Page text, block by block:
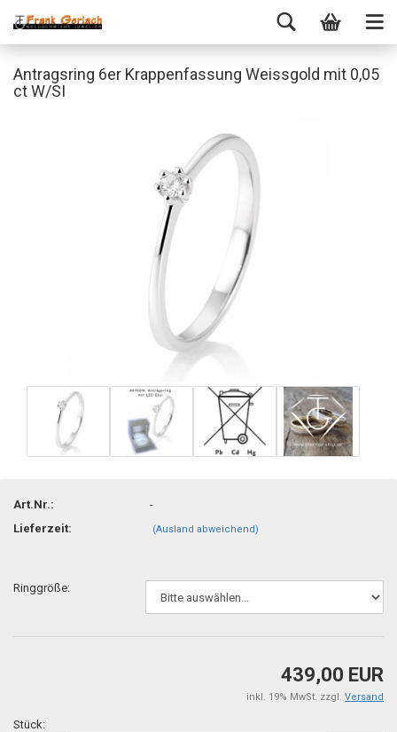
Antragsring 6er Krappenfassung Weissgold mit 0,05
ct W/SI
Art.Nr.:
-
Lieferzeit:
(Ausland abweichend)
Ringgröße:
439,00 EUR
inkl. 19% MwSt. zzgl. Versand
Stück: